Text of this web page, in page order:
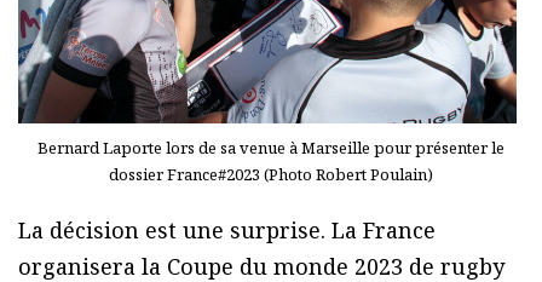
Bernard Laporte lors de sa venue à Marseille pour présenter le
dossier France#2023 (Photo Robert Poulain)
La décision est une surprise. La France
organisera la Coupe du monde 2023 de rugby